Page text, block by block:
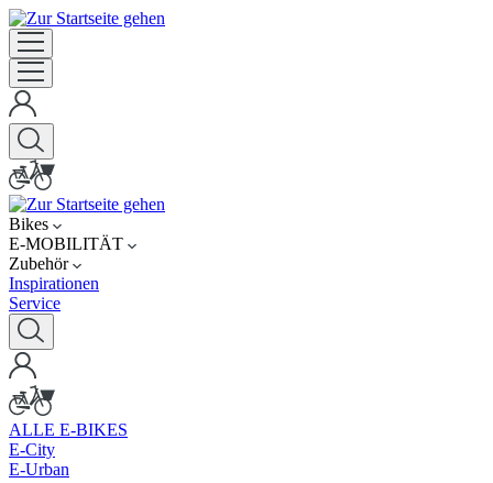
Bikes
E-MOBILITÄT
Zubehör
Inspirationen
Service
ALLE E-BIKES
E-City
E-Urban